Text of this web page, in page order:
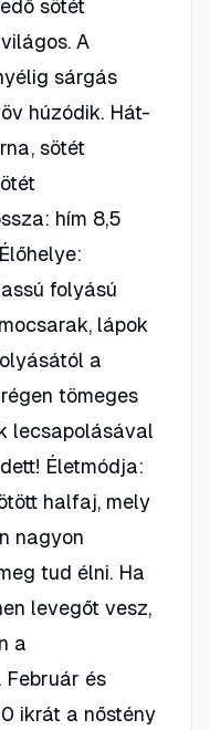
sötét
A
sárgás
húzódik. Hát-
sötét
hím 8,5
folyású
lápok
a
tömeges
lecsapolásával
Életmódja:
halfaj, mely
nagyon
tud élni. Ha
levegőt vesz,
a
Február és
ikrát a nőstény